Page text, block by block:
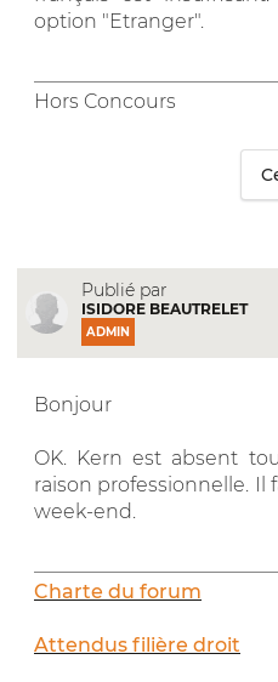
option "Etranger".
Hors Concours
Publié par
ISIDORE BEAUTRELET
ADMIN
Bonjour
OK. Kern est absent
raison professionnelle. Il
week-end.
Charte du forum
Attendus filière droit